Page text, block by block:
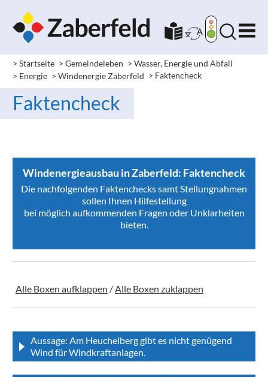
> Startseite > Gemeindeleben > Wasser, Energie und Abfall
> Energie > Windenergie Zaberfeld > Faktencheck
Faktencheck
Windenergieausbau in Zaberfeld: Faktencheck
Die nachfolgenden Faktenchecks samt Stellungnahmen
sollen Ihnen Hilfestellung
bei möglich aufkommenden Fragen oder Unklarheiten
bieten.
Alle Boxen aufklappen / Alle Boxen zuklappen
Aussage: Am Heuchelberg gibt es nicht genügend
Wind für Windkraftanlagen.